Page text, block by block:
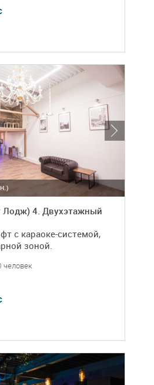
Лодж) 4. Двухэтажный
с караоке-системой,
зоной.
человек